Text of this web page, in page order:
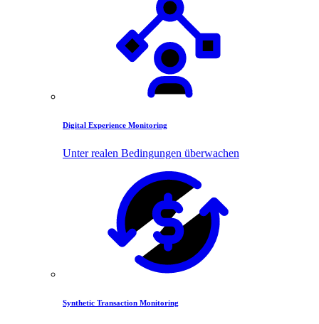
Digital Experience Monitoring
Unter realen Bedingungen überwachen
Synthetic Transaction Monitoring